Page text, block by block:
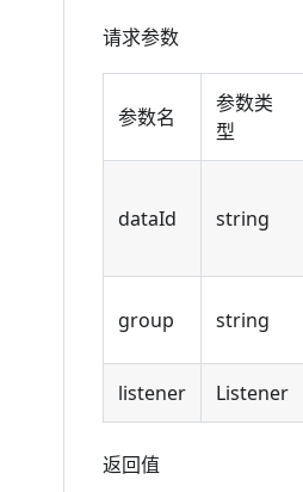
请求参数
参数名
参数类
型
dataId string
group string
listener Listener
返回值